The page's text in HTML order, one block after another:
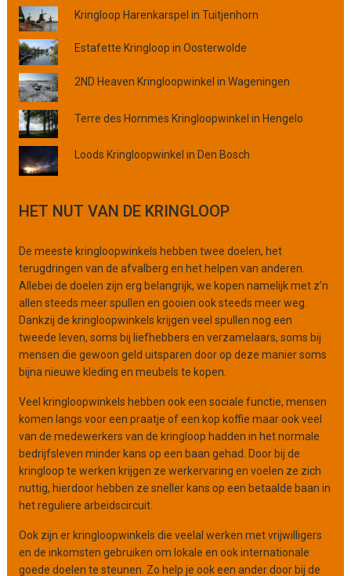
v
i
n
c
i
e
o
f
o
r
n
s
a
t
i
e
Kringloop Harenkarspel in Tuitjenhorn
Estafette Kringloop in Oosterwolde
2ND Heaven Kringloopwinkel in Wageningen
Terre des Hommes Kringloopwinkel in Hengelo
Loods Kringloopwinkel in Den Bosch
HET NUT VAN DE KRINGLOOP
De meeste kringloopwinkels hebben twee doelen, het
terugdringen van de afvalberg en het helpen van anderen.
Allebei de doelen zijn erg belangrijk, we kopen namelijk met z’n
allen steeds meer spullen en gooien ook steeds meer weg.
Dankzij de kringloopwinkels krijgen veel spullen nog een
tweede leven, soms bij liefhebbers en verzamelaars, soms bij
mensen die gewoon geld uitsparen door op deze manier soms
bijna nieuwe kleding en meubels te kopen.
Veel kringloopwinkels hebben ook een sociale functie, mensen
komen langs voor een praatje of een kop koffie maar ook veel
van de medewerkers van de kringloop hadden in het normale
bedrijfsleven minder kans op een baan gehad. Door bij de
kringloop te werken krijgen ze werkervaring en voelen ze zich
nuttig, hierdoor hebben ze sneller kans op een betaalde baan in
het reguliere arbeidscircuit.
Ook zijn er kringloopwinkels die veelal werken met vrijwilligers
en de inkomsten gebruiken om lokale en ook internationale
goede doelen te steunen. Zo help je ook een ander door bij de